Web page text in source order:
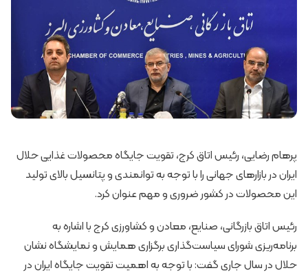
پرهام رضایی، رئیس اتاق کرج، تقویت جایگاه محصولات غذایی حلال
ایران در بازارهای جهانی را با توجه به توانمندی و پتانسیل بالای تولید
این محصولات در کشور ضروری و مهم عنوان کرد.
رئیس اتاق بازرگانی، صنایع، معادن و کشاورزی کرج با اشاره به
برنامه‌ریزی شورای سیاست‌گذاری برگزاری همایش و نمایشگاه نشان
حلال در سال جاری گفت: با توجه به اهمیت تقویت جایگاه ایران در